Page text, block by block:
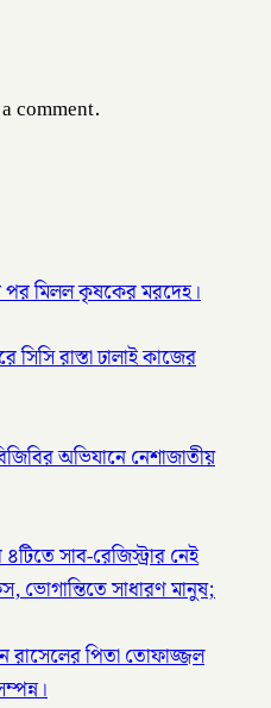
comment.
পর মিলল কৃষকের মরদেহ।
সিসি রাস্তা ঢালাই কাজের
অভিযানে নেশাজাতীয়
সাব-রেজিস্ট্রার নেই
ভোগান্তিতে সাধারণ মানুষ;
রাসেলের পিতা তোফাজ্জল